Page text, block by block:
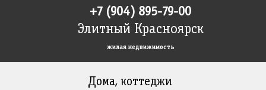
Элитный Красноярск
жилая недвижимость
+7 (904) 895-79-00
Дома, коттеджи